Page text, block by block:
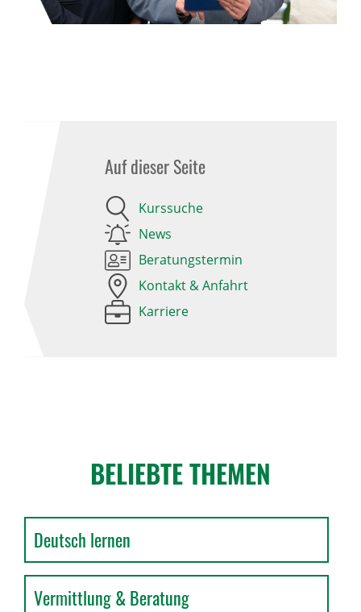
Auf dieser Seite
Kurssuche
News
Beratungstermin
Kontakt & Anfahrt
Karriere
BELIEBTE THEMEN
Deutsch lernen
Vermittlung & Beratung